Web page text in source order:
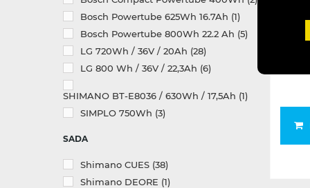
Bosch Powertube 625Wh 16.7Ah (1)
Bosch Powertube 800Wh 22.2 Ah (5)
LG 720Wh / 36V / 20Ah (28)
LG 800 Wh / 36V / 22,3Ah (6)
SHIMANO BT-E8036 / 630Wh / 17,5Ah (1)
SIMPLO 750Wh (3)
SADA
Shimano CUES (38)
Shimano DEORE (1)